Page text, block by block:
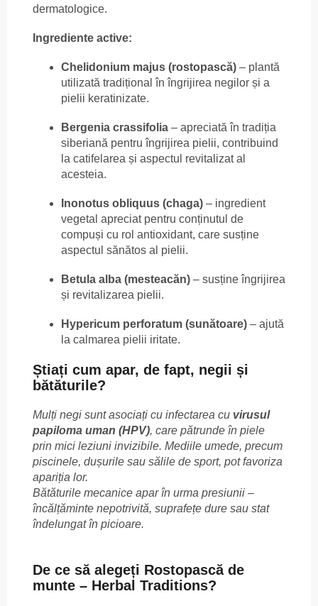
dermatologice.
Ingrediente active:
Chelidonium majus (rostopască) – plantă
utilizată tradițional în îngrijirea negilor și a
pielii keratinizate.
Bergenia crassifolia – apreciată în tradiția
siberiană pentru îngrijirea pielii, contribuind
la catifelarea și aspectul revitalizat al
acesteia.
Inonotus obliquus (chaga) – ingredient
vegetal apreciat pentru conținutul de
compuși cu rol antioxidant, care susține
aspectul sănătos al pielii.
Betula alba (mesteacăn) – susține îngrijirea
și revitalizarea pielii.
Hypericum perforatum (sunătoare) – ajută
la calmarea pielii iritate.
Știați cum apar, de fapt, negii și
bătăturile?
Mulți negi sunt asociați cu infectarea cu virusul
papiloma uman (HPV), care pătrunde în piele
prin mici leziuni invizibile. Mediile umede, precum
piscinele, dușurile sau sălile de sport, pot favoriza
apariția lor.
Bătăturile mecanice apar în urma presiunii –
încălțăminte nepotrivită, suprafețe dure sau stat
îndelungat în picioare.
De ce să alegeți Rostopască de
munte – Herbal Traditions?